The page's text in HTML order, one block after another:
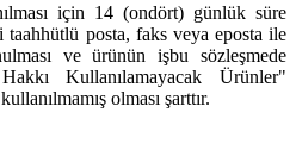
için 14 (ondört) günlük süre
posta, faks veya eposta ile
ve ürünün işbu sözleşmede
Kullanılamayacak Ürünler"
olması şarttır.